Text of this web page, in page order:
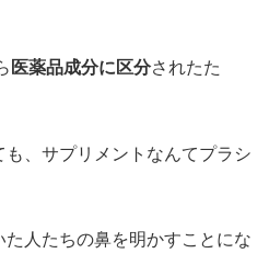
医薬品成分に区分されたた
も、サプリメントなんてプラシ
人たちの鼻を明かすことにな